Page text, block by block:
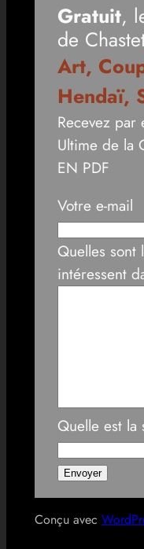
Gratuit,
de
Art,
Hendaï,
Recevez
Ultime de la
EN PDF
Votre e-mail
Quelles sont
intéressent
Quelle est
Conçu avec